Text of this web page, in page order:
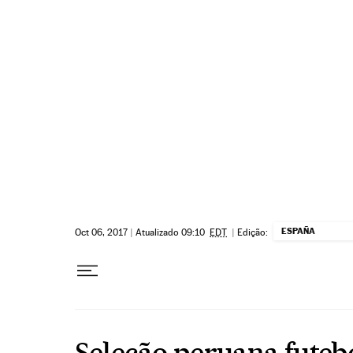
Oct 06, 2017 | Atualizado 09:10 EDT | Edição: ESPAÑA